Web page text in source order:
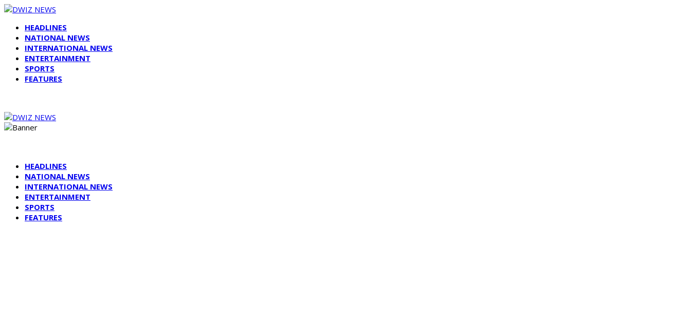
HEADLINES
NATIONAL NEWS
INTERNATIONAL NEWS
ENTERTAINMENT
SPORTS
FEATURES
HEADLINES
NATIONAL NEWS
INTERNATIONAL NEWS
ENTERTAINMENT
SPORTS
FEATURES